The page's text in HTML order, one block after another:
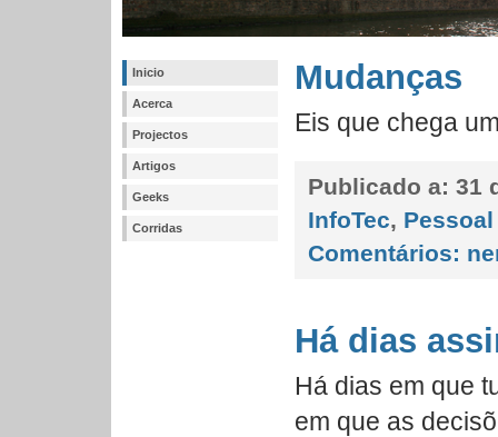
Inicio
Acerca
Projectos
Artigos
Geeks
Corridas
Mudanças
Eis que chega
Publicado a: 31
InfoTec, Pessoal
Comentários:
Há dias
Há dias em que
em que as